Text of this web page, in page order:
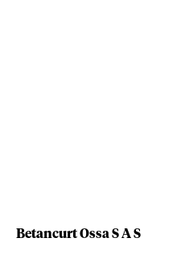
Betancurt Ossa S A S